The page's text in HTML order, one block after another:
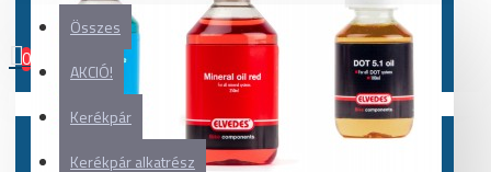
Összes
AKCIÓ!
Kerékpár
Kerékpár alkatrész
0